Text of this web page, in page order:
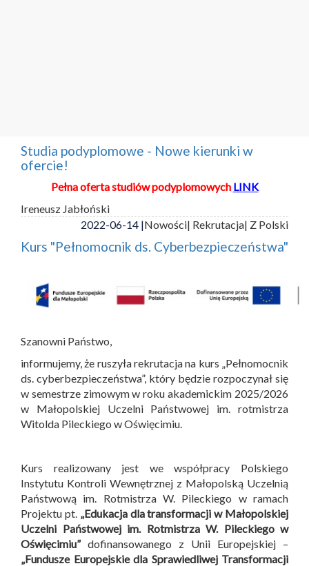
Studia podyplomowe - Nowe kierunki w
ofercie!
Pełna oferta studiów podyplomowych LINK
Ireneusz Jabłoński
2022-06-14 |Nowości| Rekrutacja| Z Polski
Kurs "Pełnomocnik ds. Cyberbezpieczeństwa"
Szanowni Państwo,
informujemy, że ruszyła rekrutacja na kurs „Pełnomocnik
ds. cyberbezpieczeństwa”, który będzie rozpoczynał się
w semestrze zimowym w roku akademickim 2025/2026
w Małopolskiej Uczelni Państwowej im. rotmistrza
Witolda Pileckiego w Oświęcimiu.
Kurs realizowany jest we współpracy Polskiego
Instytutu Kontroli Wewnętrznej z Małopolską Uczelnią
Państwową im. Rotmistrza W. Pileckiego w ramach
Projektu pt. „Edukacja dla transformacji w Małopolskiej
Uczelni Państwowej im. Rotmistrza W. Pileckiego w
Oświęcimiu”dofinansowanego z Unii Europejskiej –
„Fundusze Europejskie dla Sprawiedliwej Transformacji